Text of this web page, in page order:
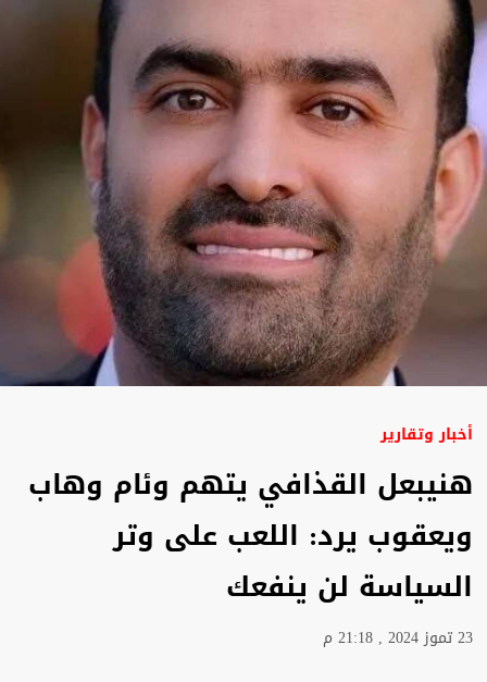
أخبار وتقارير
هنيبعل القذافي يتهم وئام وهاب
ويعقوب يرد: اللعب على وتر
السياسة لن ينفعك
23 تموز 2024 , 21:18 م